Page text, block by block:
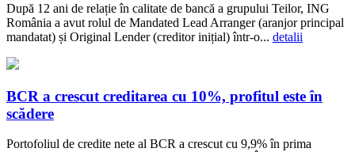
După 12 ani de relație în calitate de bancă a grupului Teilor, ING
România a avut rolul de Mandated Lead Arranger (aranjor principal
mandatat) și Original Lender (creditor inițial) într-o... detalii
BCR a crescut creditarea cu 10%, profitul este în
scădere
Portofoliul de credite nete al BCR a crescut cu 9,9% în prima